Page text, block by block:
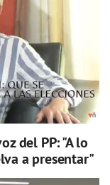
del PP: "A lo
a presentar"